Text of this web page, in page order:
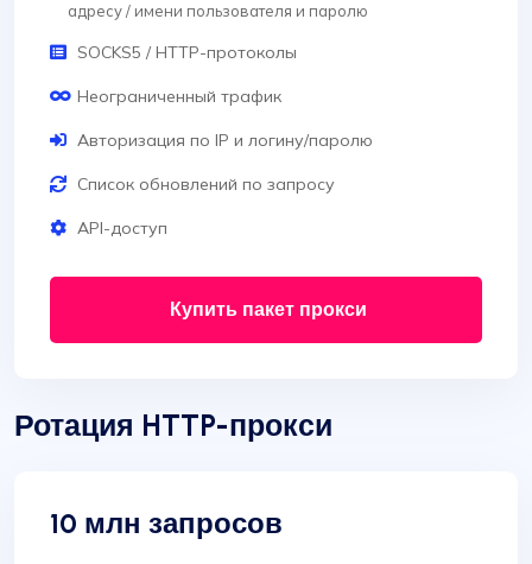
адресу / имени пользователя и паролю
SOCKS5 / HTTP-протоколы
Неограниченный трафик
Авторизация по IP и логину/паролю
Список обновлений по запросу
API-доступ
Купить пакет прокси
Ротация HTTP-прокси
10 млн запросов